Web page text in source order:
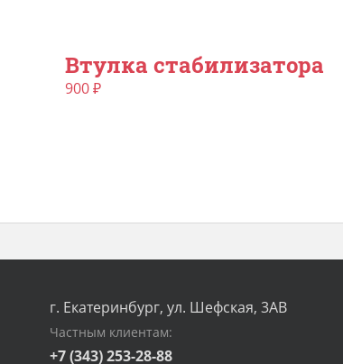
Втулка стабилизатора
900₽
г. Екатеринбург, ул. Шефская, 3АВ
Частным клиентам:
+7 (343) 253-28-88